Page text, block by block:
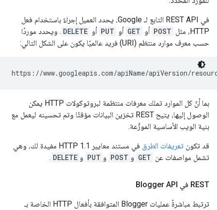
في REST API التابع لـ Google، يحدد العميل إجراءً باستخدام فعل
HTTP، مثل
POST أو GET أو PUT أو DELETE . ويحدد موردًا
حسب معرف موارد منتظم (URI) فريد عالميًا يكون على الشكل التالي:
https://www.googleapis.com/apiName/apiVersion/
بما أنّ كل الموارد تملك معرفات منتظمة لبروتوكولات HTTP يمكن
الوصول إليها، يتيح REST تخزين البيانات مؤقتًا وتم تحسينه ليعمل مع
بنية الويب الأساسية الموزَّعة.
قد تكون تعريفات الطرق
في مستند معايير HTTP 1.1 مفيدة لك، وهي
تشمل مواصفات عن GET و POST و PUT و DELETE
.
‫REST في Blogger API
ترتبط مباشرةً عمليات Blogger المتوافقة بأفعال HTTP الخاصة بـ